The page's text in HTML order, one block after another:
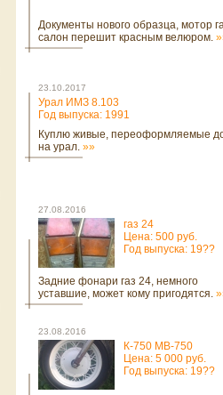
Документы нового образца, мотор
салон перешит красным велюром.
23.10.2017
Урал ИМЗ 8.103
Год выпуска: 1991
Куплю живые, переоформляемые
на урал. »»
27.08.2016
газ 24
Цена: 500 руб.
Год выпуска: 19??
Задние фонари газ 24, немного
уставшие, может кому пригодятся.
23.08.2016
К-750 МВ-750
Цена: 5 000 руб.
Год выпуска: 19??